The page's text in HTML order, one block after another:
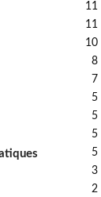
11
11
10
8
7
5
5
5
5
3
2